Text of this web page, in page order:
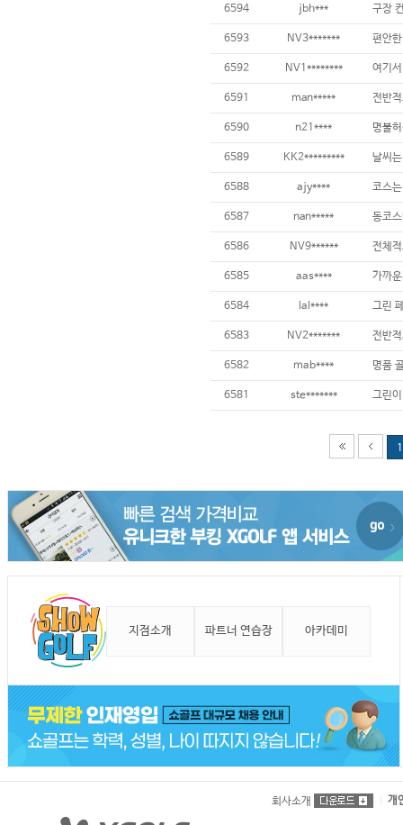
6594 jbh***
6593 NV3*******
6592 NV1********
6591 man***** 전반
6590 n21****
6589 KK2*********
6588 ajy****
6587 nan*****
6586 NV9****** 전체
6585 aas****
6584 lal****
6583 NV2*******
6582 mab****
6581 ste*******
1
지점소개 파트너 연습장 아카데미
회사소개 개